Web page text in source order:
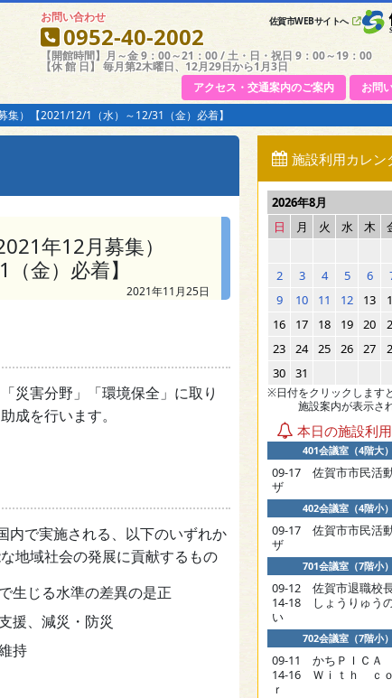
お問い合わせ
0952-40-2002
【開館時間】月～金 9：00～21：00 / 土・日・祝日 9：00～19：00
【休 館 日】 毎月第2木曜日、12月29日から1月3日
佐賀市WEBサイトへ
アクセス・交通案内のご案内
お問
集）【2021/12/1（水）～12/31（金）必着】
年12月募集）
金）必着】
2021年11月25日
災害分野」「環境保全」に取り
成を行います。
内で実施される、以下のいずれか
地域社会の発展に貢献するもの
生じる水準の差異の是正
援、減災・防災
持
施設利用カレン
2026年8月
日
月 火 水 木
2
3 4 5 6
9
10 11 12 13
16
17 18 19 20
23
24 25 26 27
30
31
※日付をクリックします
施設案内が表示さ
本日の施設利
401会議室（4階大）
09-17 佐賀市市民活
ザ
402会議室（4階小）
09-17 佐賀市市民活
ザ
701会議室（7階小）
09-12 佐賀市退職校
14-18 しょうりゅう
い
702会議室（7階小）
09-11 かちＰＩＣＡ
14-16 Ｗｉｔｈ ｃ
ｒ